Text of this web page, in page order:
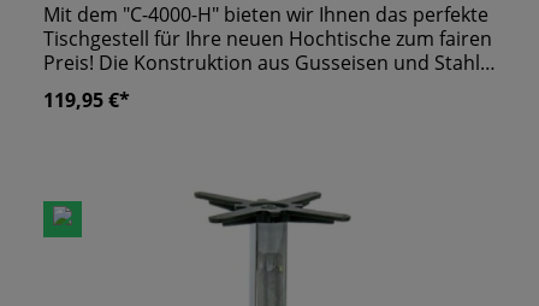
Mit dem "C-4000-H" bieten wir Ihnen das perfekte
Tischgestell für Ihre neuen Hochtische zum fairen
Preis! Die Konstruktion aus Gusseisen und Stahl
ist mit einer glänzenden Chromschicht versehen.
Runde Tischplatten sind problemlos auf der
60x60 cm- 70x70 cm- 80x80 cm
119,95 €*